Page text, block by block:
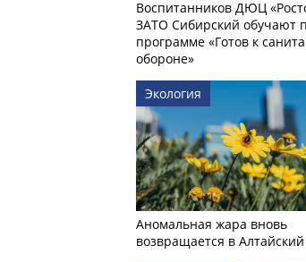
Воспитанников ДЮЦ
ЗАТО Сибирский обучают
программе «Готов к
обороне»
Экология
Аномальная жара вновь
возвращается в